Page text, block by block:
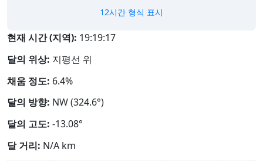
12시간 형식 표시
현재 시간 (지역): 19:19:18
달의 위상: 지평선 위
채움 정도: 6.4%
달의 방향: NW (324.6°)
달의 고도: -13.08°
달 거리: N/A km